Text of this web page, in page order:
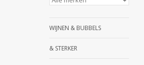
WIJNEN & BUBBELS
& STERKER